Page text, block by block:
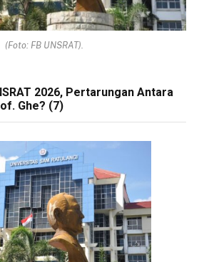
(Foto: FB UNSRAT).
2026, Pertarungan Antara
Ghe? (7)